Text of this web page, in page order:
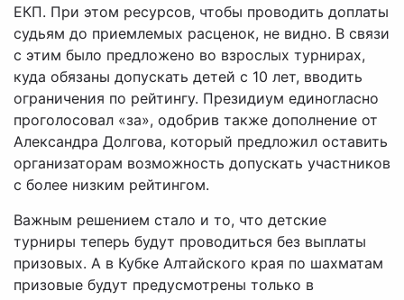
ЕКП. При этом ресурсов, чтобы проводить доплаты
судьям до приемлемых расценок, не видно. В связи
с этим было предложено во взрослых турнирах,
куда обязаны допускать детей с 10 лет, вводить
ограничения по рейтингу. Президиум единогласно
проголосовал «за», одобрив также дополнение от
Александра Долгова, который предложил оставить
организаторам возможность допускать участников
с более низким рейтингом.
Важным решением стало и то, что детские
турниры теперь будут проводиться без выплаты
призовых. А в Кубке Алтайского края по шахматам
призовые будут предусмотрены только в